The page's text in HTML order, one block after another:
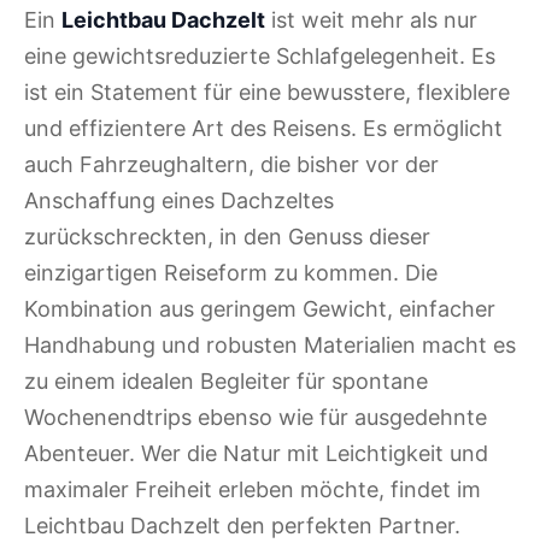
Ein Leichtbau Dachzelt ist weit mehr als nur
eine gewichtsreduzierte Schlafgelegenheit. Es
ist ein Statement für eine bewusstere, flexiblere
und effizientere Art des Reisens. Es ermöglicht
auch Fahrzeughaltern, die bisher vor der
Anschaffung eines Dachzeltes
zurückschreckten, in den Genuss dieser
einzigartigen Reiseform zu kommen. Die
Kombination aus geringem Gewicht, einfacher
Handhabung und robusten Materialien macht es
zu einem idealen Begleiter für spontane
Wochenendtrips ebenso wie für ausgedehnte
Abenteuer. Wer die Natur mit Leichtigkeit und
maximaler Freiheit erleben möchte, findet im
Leichtbau Dachzelt den perfekten Partner.